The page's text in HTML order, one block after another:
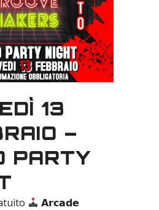
13
–
PARTY
𝗔𝗿𝗰𝗮𝗱𝗲